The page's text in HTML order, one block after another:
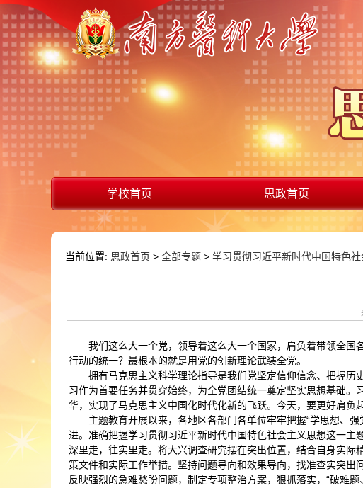
学校首页 思政首页
当前位置: 思政首页 > 全部专题 > 学习贯彻习近平新时代中国特色
我们这么大一个党，领导着这么大一个国家，肩负着带领全国
行动的统一？最根本的就是用党的创新理论武装全党。
拥有马克思主义科学理论指导是我们党坚定信仰信念、把握
习作为首要任务并贯穿始终，为全党团结统一奠定坚实思想基础
华，实现了马克思主义中国化时代化新的飞跃。今天，要更好肩负
主题教育开展以来，各地区各部门各单位牢牢把握“学思想、
进。准确把握学习贯彻习近平新时代中国特色社会主义思想这一
深里走，往实里走。将大兴调查研究摆在突出位置，结合自身实
策文件和实际工作举措。坚持问题导向和效果导向，找准查实突
反映强烈的急难愁盼问题，制定专项整治方案，狠抓落实，“破难